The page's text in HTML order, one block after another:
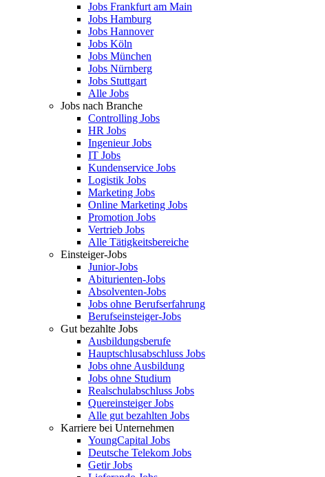
Jobs Frankfurt am Main
Jobs Hamburg
Jobs Hannover
Jobs Köln
Jobs München
Jobs Nürnberg
Jobs Stuttgart
Alle Jobs
Jobs nach Branche
Controlling Jobs
HR Jobs
Ingenieur Jobs
IT Jobs
Kundenservice Jobs
Logistik Jobs
Marketing Jobs
Online Marketing Jobs
Promotion Jobs
Vertrieb Jobs
Alle Tätigkeitsbereiche
Einsteiger-Jobs
Junior-Jobs
Abiturienten-Jobs
Absolventen-Jobs
Jobs ohne Berufserfahrung
Berufseinsteiger-Jobs
Gut bezahlte Jobs
Ausbildungsberufe
Hauptschlusabschluss Jobs
Jobs ohne Ausbildung
Jobs ohne Studium
Realschulabschluss Jobs
Quereinsteiger Jobs
Alle gut bezahlten Jobs
Karriere bei Unternehmen
YoungCapital Jobs
Deutsche Telekom Jobs
Getir Jobs